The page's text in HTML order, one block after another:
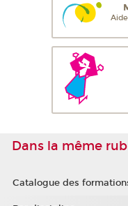
Dans la même
Catalogue des